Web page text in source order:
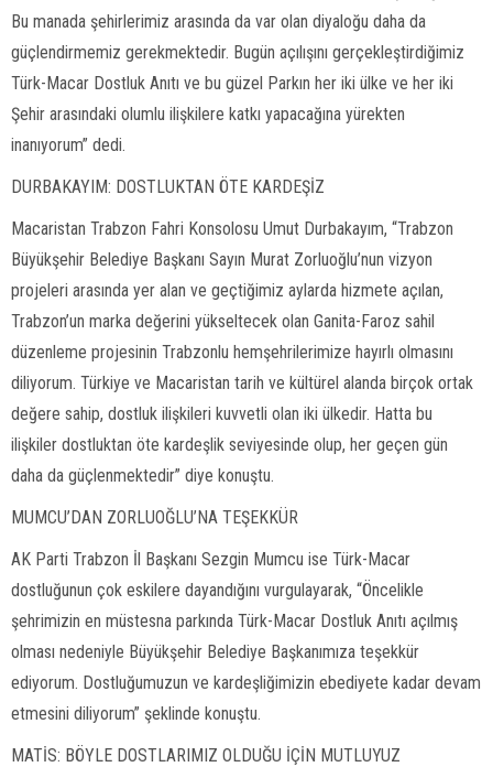
Bu manada şehirlerimiz arasında da var olan diyaloğu daha da
güçlendirmemiz gerekmektedir. Bugün açılışını gerçekleştirdiğimiz
Türk-Macar Dostluk Anıtı ve bu güzel Parkın her iki ülke ve her iki
Şehir arasındaki olumlu ilişkilere katkı yapacağına yürekten
inanıyorum” dedi.
DURBAKAYIM: DOSTLUKTAN ÖTE KARDEŞİZ
Macaristan Trabzon Fahri Konsolosu Umut Durbakayım, “Trabzon
Büyükşehir Belediye Başkanı Sayın Murat Zorluoğlu’nun vizyon
projeleri arasında yer alan ve geçtiğimiz aylarda hizmete açılan,
Trabzon’un marka değerini yükseltecek olan Ganita-Faroz sahil
düzenleme projesinin Trabzonlu hemşehrilerimize hayırlı olmasını
diliyorum. Türkiye ve Macaristan tarih ve kültürel alanda birçok ortak
değere sahip, dostluk ilişkileri kuvvetli olan iki ülkedir. Hatta bu
ilişkiler dostluktan öte kardeşlik seviyesinde olup, her geçen gün
daha da güçlenmektedir” diye konuştu.
MUMCU’DAN ZORLUOĞLU’NA TEŞEKKÜR
AK Parti Trabzon İl Başkanı Sezgin Mumcu ise Türk-Macar
dostluğunun çok eskilere dayandığını vurgulayarak, “Öncelikle
şehrimizin en müstesna parkında Türk-Macar Dostluk Anıtı açılmış
olması nedeniyle Büyükşehir Belediye Başkanımıza teşekkür
ediyorum. Dostluğumuzun ve kardeşliğimizin ebediyete kadar devam
etmesini diliyorum” şeklinde konuştu.
MATİS: BÖYLE DOSTLARIMIZ OLDUĞU İÇİN MUTLUYUZ